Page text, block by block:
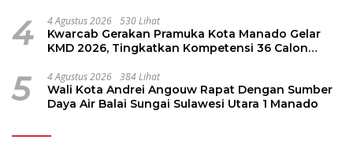
4 4 Agustus 2026 530 Lihat
Kwarcab Gerakan Pramuka Kota Manado Gelar
KMD 2026, Tingkatkan Kompetensi 36 Calon
5 4 Agustus 2026 384 Lihat
Wali Kota Andrei Angouw Rapat Dengan Sumber
Daya Air Balai Sungai Sulawesi Utara 1 Manado